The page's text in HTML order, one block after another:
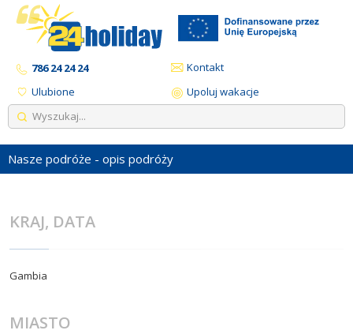
786 24 24 24
Kontakt
Ulubione
Upoluj wakacje
Nasze podróże - opis podróży
KRAJ, DATA
Gambia
MIASTO